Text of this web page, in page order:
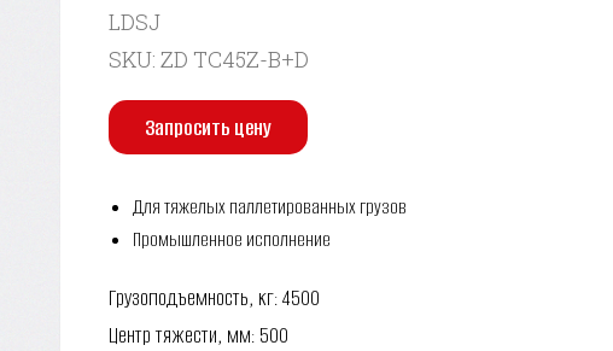
LDSJ
SKU: ZD TC45Z-B+D
Запросить цену
Для тяжелых паллетированных грузов
Промышленное исполнение
Грузоподъемность, кг: 4500
Центр тяжести, мм: 500